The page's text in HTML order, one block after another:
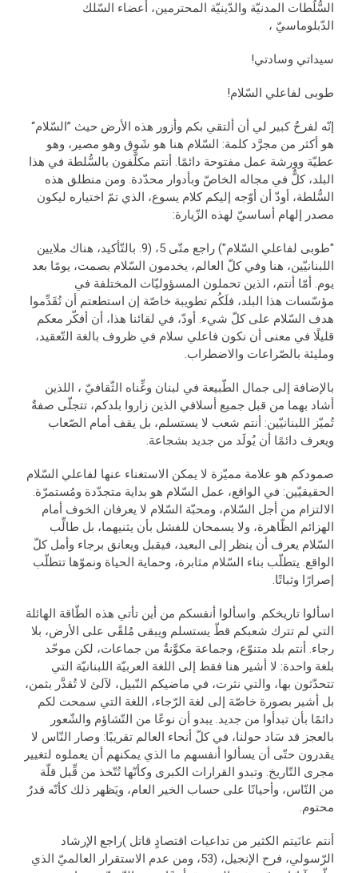
السُّلُطات المدنيّة والدّينيّة المحترمين، أعضاء السّلك
الدّبلوماسيّ ،
سيداتي وسادتي!
طوبى لفاعلي السّلام!
إنّه لفرحٌ كبير لي أن ألتقي بكم وأزور هذه الأرض حيث ”السّلام“
هو أكثر من مجرَّد كلمة: السّلام هنا هو شَوق وهو مصير، وهو
عطيّة وورشة عمل مفتوحة دائمًا. أنتم مكلَّفون بالسُّلطة في هذا
البلد، كلٌّ في مجاله الخاصّ وبأدوار محدّدة. ومن منطلق هذه
السُّلطة، أودّ أن أوّجه إليكم كلام يسوع، الذي تمّ اختياره ليكون
مصدر إلهام أساسيّ لهذه الزّيارة:
"طوبى لفاعلي السّلام") راجع متّى 5، (9. بالتّأكيد، هناك ملايين
اللبنانيّين، هنا وفي كلّ العالم، يخدمون السّلام بصمت، يومًا بعد
يوم. أمّا أنتم، الذين تحملون المسؤوليّات المختلفة في
مؤسّسات هذا البلد، فلَكُم تطويبة خاصّة إن استطعتم أن تُقَدِّموا
هدف السّلام على كلّ شيء. أودّ، في لقائنا هذا، أن أفكّر معكم
قليلًا في معنى أن نكون فاعلي سلام في ظروف بالغة التّعقيد،
ومليئة بالصّراعات والاضطراب.
بالإضافة إلى جمال الطّبيعة في لبنان وغِّناه الثّقافيّ ، اللذين
أشاد بهما من قبل جميع أسلافي الذين زاروا بلدكم، تتجلّى صفةٌ
تُميّز اللبنانيّين: أنتم شعب لا يستسلم، بل يقف أمام الصّعاب
ويعرف دائمًا أن يُولَد من جديد بشجاعة.
صمودكم هو علامة مميّزة لا يمكن الاستغناء عنها لفاعلي السّلام
الحقيقيّين: في الواقع، عمل السّلام هو بداية متجدّدة ومُستمرّة.
الالتزام من أجل السّلام، ومحبّة السّلام لا يعرفان الخوف أمام
الهزائم الظّاهرة، ولا يسمحان للفشل بأن يثنيهما، بل طالِّب
السّلام يعرف أن ينظر إلى البعيد، فيقبل ويعانق برجاء وأمل كلّ
الواقع. يتطلّب بناء السّلام مثابرة، وحماية الحياة ونموّها تتطلّب
إصرارًا وثباتًا.
اسألوا تاريخكم. واسألوا أنفسكم من أين تأتي هذه الطّاقة الهائلة
التي لم تترك شعبكم قطّ يستسلم ويبقى مُلقًى على الأرض، بلا
رجاء. أنتم بلد متنوّع، وجماعة مكوَّنةٌ من جماعات، لكن موحّد
بلغة واحدة: لا أشير هنا فقط إلى اللغة العربيّة اللبنانيّة التي
تتحدّثون بها، والتي نثرت، في ماضيكم النّبيل، لآلئ لا تُقدَّر بثمن،
بل أشير بصورة خاصّة إلى لغة الرّجاء، اللغة التي سمحت لكم
دائمًا بأن تبدأوا من جديد. يبدو أن نوعًا من التّشاؤم والشّعور
بالعجز قد سَاد حولنا، في كلّ أنحاء العالم تقريبًا: وصار النّاس لا
يقدرون حتّى أن يسألوا أنفسهم ما الذي يمكنهم أن يعملوه لتغيير
مجرى التّاريخ. وتبدو القرارات الكبرى وكأنّها تُتّخذ من قِّبل قلّة
من النّاس، وأحيانًا على حساب الخير العام، ويَظهر ذلك كأنّه قدرٌ
محتوم.
أنتم عانَيتم الكثير من تداعيات اقتصادٍ قاتل )راجع الإرشاد
الرّسولي، فرح الإنجيل، (53، ومن عدم الاستقرار العالميّ الذي